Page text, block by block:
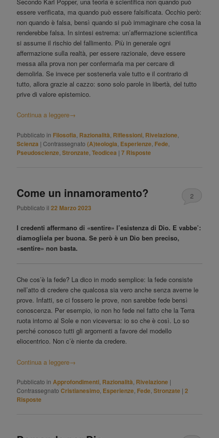
essere verificata, ma quando può essere falsificata. Occhio però:
non quando è falsa, bensì quando si può immaginare che cosa la
renderebbe falsa. In sintesi estrema: un’affermazione scientifica
si assume il rischio del fallimento. Più in generale ogni
affermazione sulla realtà, per essere razionale, deve essere
messa alla prova non per confermarla ma per cercare di
demolirla. Se invece per sostenerla vale tutto e il contrario di
tutto, allora grazie al cazzo: sono solo parole in libertà, del tutto
prive di valore epistemico.
Continua a leggere→
Pubblicato in Filosofia Razionalità Riflessioni Rivelazione
Scienza |Contrassegnato (A)teologia Esperienze Fede
Pseudoscienze ,Stronzate ,Teodicea |7 Risposte
Come un innamoramento?
Pubblicato il22 Marzo 2023
2
I credenti affermano di «sentire» l’esistenza di Dio. E vabbe’:
diamogliela per buona. Se però è un Dio ben preciso,
«sentire» non basta.
Che cos’è la fede? La dico in modo semplice: la fede consiste
nell’atto di credere che qualcosa sia vero anche senza averne le
prove. Infatti, se ci fossero le prove, non sarebbe fede bensì
conoscenza. Per esempio, io non ho fede nel fatto che la Terra
ruota intorno al Sole e non viceversa: io so che è così. Lo so
perché conosco tutti gli argomenti a favore del modello
eliocentrico. Non c’è niente da credere.
Continua a leggere→
Pubblicato in Approfondimenti Razionalità Rivelazione |
Contrassegnato Cristianesimo Esperienze Fede ,Stronzate |2
Risposte